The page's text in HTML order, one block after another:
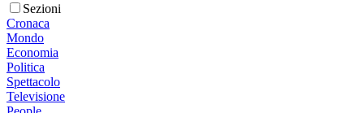
Sezioni
Cronaca
Mondo
Economia
Politica
Spettacolo
Televisione